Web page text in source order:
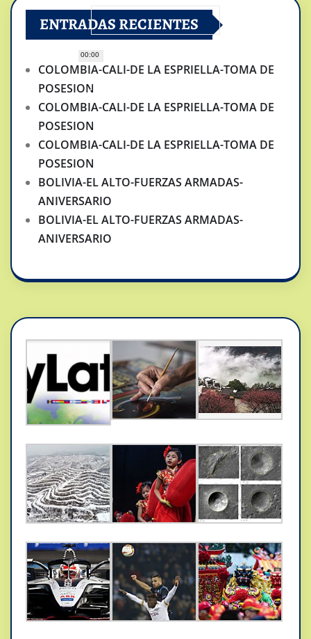
00:00
ENTRADAS RECIENTES
COLOMBIA-CALI-DE LA ESPRIELLA-TOMA DE
POSESION
COLOMBIA-CALI-DE LA ESPRIELLA-TOMA DE
POSESION
COLOMBIA-CALI-DE LA ESPRIELLA-TOMA DE
POSESION
BOLIVIA-EL ALTO-FUERZAS ARMADAS-
ANIVERSARIO
BOLIVIA-EL ALTO-FUERZAS ARMADAS-
ANIVERSARIO